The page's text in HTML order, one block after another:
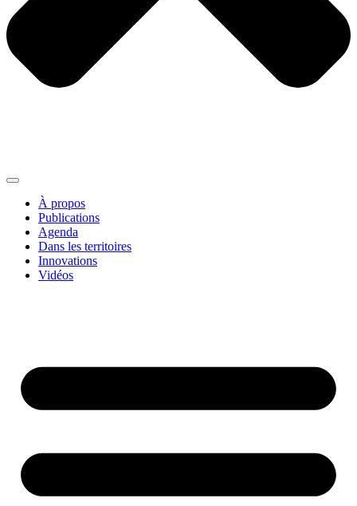
À propos
Publications
Agenda
Dans les territoires
Innovations
Vidéos